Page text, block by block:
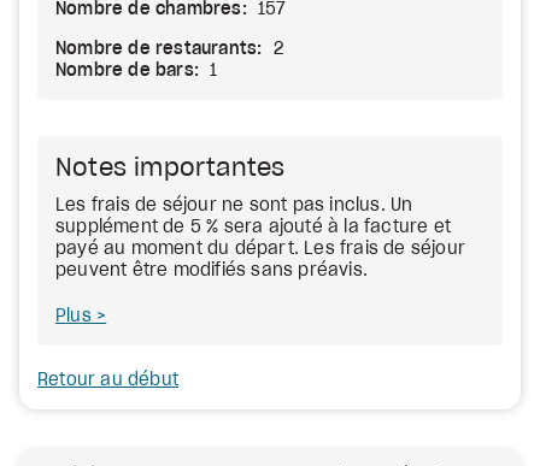
Nombre de chambres: 157
Nombre de restaurants:
2
Nombre de bars:
1
Notes importantes
Les frais de séjour ne sont pas inclus. Un
supplément de 5 % sera ajouté à la facture et
payé au moment du départ. Les frais de séjour
peuvent être modifiés sans préavis.
Plus
Retour au début